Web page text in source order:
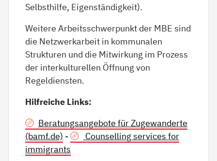
Selbsthilfe, Eigenständigkeit).
Weitere Arbeitsschwerpunkt der MBE sind
die Netzwerkarbeit in kommunalen
Strukturen und die Mitwirkung im Prozess
der interkulturellen Öffnung von
Regeldiensten.
Hilfreiche Links:
Beratungsangebote für Zugewanderte
(bamf.de) -
Counselling services for
immigrants